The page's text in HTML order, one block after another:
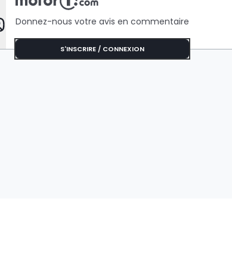
Donnez-nous votre avis en commentaire
S'INSCRIRE / CONNEXION